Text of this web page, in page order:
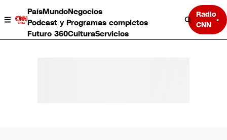
PaísMundoNegocios
Podcast y Programas completos
Futuro 360CulturaServicios
Radio
CNN